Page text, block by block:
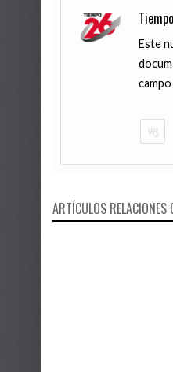
Este
ARTÍCULOS RELACIONES